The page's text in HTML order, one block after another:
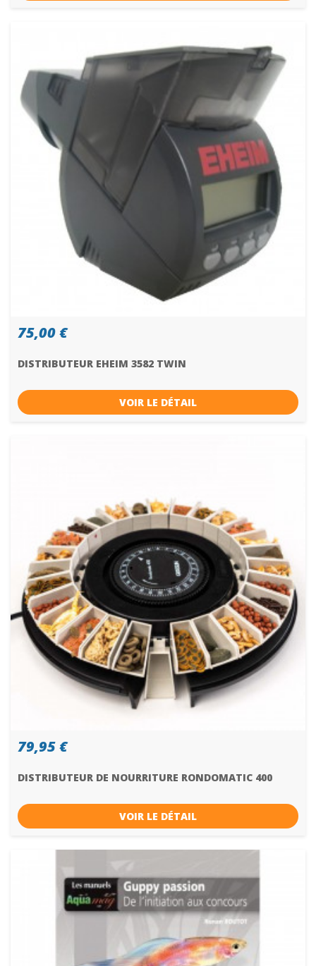
75,00 €
DISTRIBUTEUR EHEIM 3582 TWIN
VOIR LE DÉTAIL
79,95 €
DISTRIBUTEUR DE NOURRITURE RONDOMATIC 400
VOIR LE DÉTAIL